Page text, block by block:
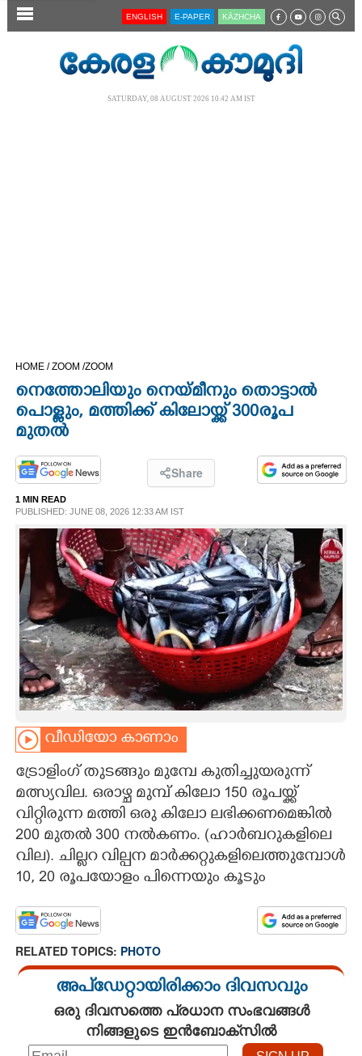
SECTIONS
OPINION
PHOTOS
LIFESTYLE
SPIRITUAL
INFO+
ART
ASTRO
CARTOONS
LITERATURE
ZOOM
ENGLISH E-PAPER KĀZHCHA
SATURDAY, 08 AUGUST 2026 10.42 AM IST
HOME /ZOOM /ZOOM
നെത്തോലിയും നെയ്മീനും തൊട്ടാൽ
പൊള്ളും, മത്തിക്ക് കിലോയ്ക്ക് 300രൂപ
മുതൽ
Share
1 MIN READ
PUBLISHED: JUNE 08, 2026 12:33 AM IST
വീഡിയോ കാണാം
ട്രോളിംഗ് തുടങ്ങും മുമ്പേ കുതിച്ചുയരുന്ന്
മത്സ്യവില. ഒരാഴ്ച മുമ്പ് കിലോ 150 രൂപയ്ക്ക്
വിറ്റിരുന്ന മത്തി ഒരു കിലോ ലഭിക്കണമെങ്കിൽ
200 മുതൽ 300 നൽകണം. (ഹാർബറുകളിലെ
വില). ചില്ലറ വില്പന മാർക്കറ്റുകളിലെത്തുമ്പോൾ
10, 20 രൂപയോളം പിന്നെയും കൂടും
RELATED TOPICS: PHOTO
അപ്ഡേറ്റായിരിക്കാം ദിവസവും
ഒരു ദിവസത്തെ പ്രധാന സംഭവങ്ങൾ
നിങ്ങളുടെ ഇൻബോക്സിൽ